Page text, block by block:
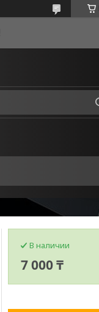
В наличии
7 000 ₸